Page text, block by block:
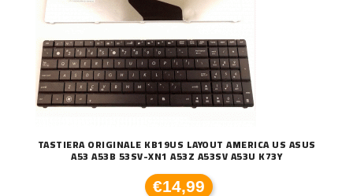
TASTIERA ORIGINALE KB19US LAYOUT AMERICA US ASUS
A53 A53B 53SV-XN1 A53Z A53SV A53U K73Y
€14,99